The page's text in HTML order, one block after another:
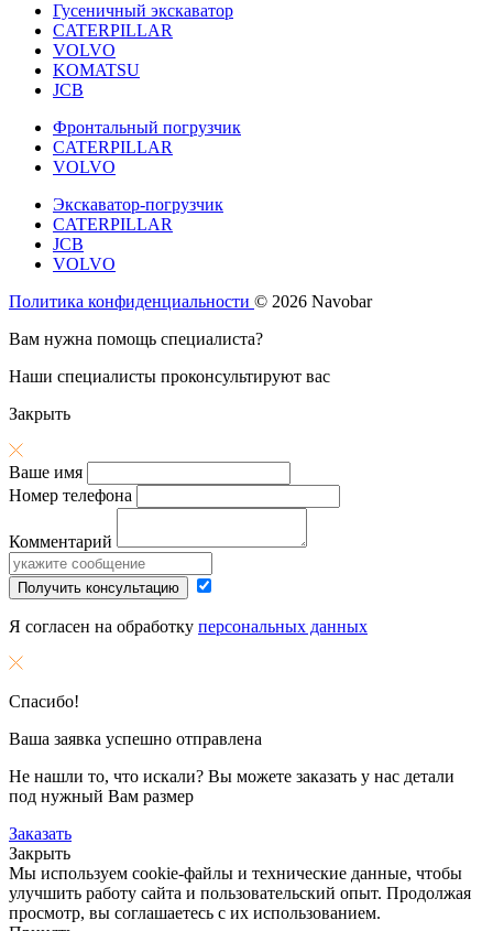
Гусеничный экскаватор
CATERPILLAR
VOLVO
KOMATSU
JCB
Фронтальный погрузчик
CATERPILLAR
VOLVO
Экскаватор-погрузчик
CATERPILLAR
JCB
VOLVO
Политика конфиденциальности © 2026 Navobar
Вам нужна помощь специалиста?
Наши специалисты проконсультируют вас
Закрыть
Ваше имя
Номер телефона
Комментарий
Получить консультацию
Я согласен на обработку персональных данных
Спасибо!
Ваша заявка успешно отправлена
Не нашли то, что искали? Вы можете заказать у нас детали
под нужный Вам размер
Заказать
Закрыть
Мы используем cookie-файлы и технические данные, чтобы
улучшить работу сайта и пользовательский опыт. Продолжая
просмотр, вы соглашаетесь с их использованием.